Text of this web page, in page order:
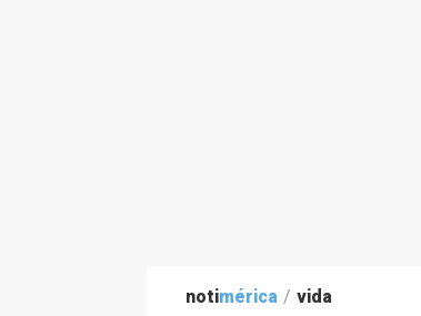
notimérica / vida